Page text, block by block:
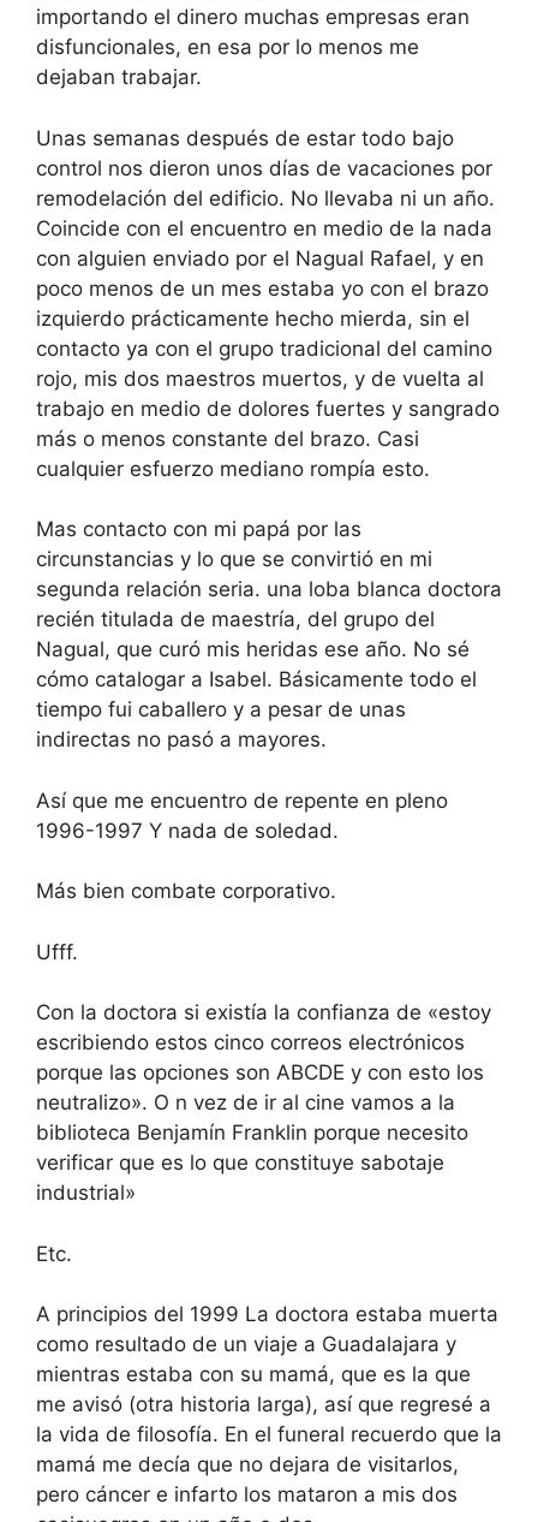
importando el dinero muchas empresas eran
disfuncionales, en esa por lo menos me
dejaban trabajar.
Unas semanas después de estar todo bajo
control nos dieron unos días de vacaciones por
remodelación del edificio. No llevaba ni un año.
Coincide con el encuentro en medio de la nada
con alguien enviado por el Nagual Rafael, y en
poco menos de un mes estaba yo con el brazo
izquierdo prácticamente hecho mierda, sin el
contacto ya con el grupo tradicional del camino
rojo, mis dos maestros muertos, y de vuelta al
trabajo en medio de dolores fuertes y sangrado
más o menos constante del brazo. Casi
cualquier esfuerzo mediano rompía esto.
Mas contacto con mi papá por las
circunstancias y lo que se convirtió en mi
segunda relación seria. una loba blanca doctora
recién titulada de maestría, del grupo del
Nagual, que curó mis heridas ese año. No sé
cómo catalogar a Isabel. Básicamente todo el
tiempo fui caballero y a pesar de unas
indirectas no pasó a mayores.
Así que me encuentro de repente en pleno
1996-1997 Y nada de soledad.
Más bien combate corporativo.
Ufff.
Con la doctora si existía la confianza de «estoy
escribiendo estos cinco correos electrónicos
porque las opciones son ABCDE y con esto los
neutralizo». O n vez de ir al cine vamos a la
biblioteca Benjamín Franklin porque necesito
verificar que es lo que constituye sabotaje
industrial»
Etc.
A principios del 1999 La doctora estaba muerta
como resultado de un viaje a Guadalajara y
mientras estaba con su mamá, que es la que
me avisó (otra historia larga), así que regresé a
la vida de filosofía. En el funeral recuerdo que la
mamá me decía que no dejara de visitarlos,
pero cáncer e infarto los mataron a mis dos